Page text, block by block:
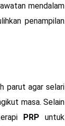
mendalam
penampilan
parut agar selari
masa. Selain
PRP untuk